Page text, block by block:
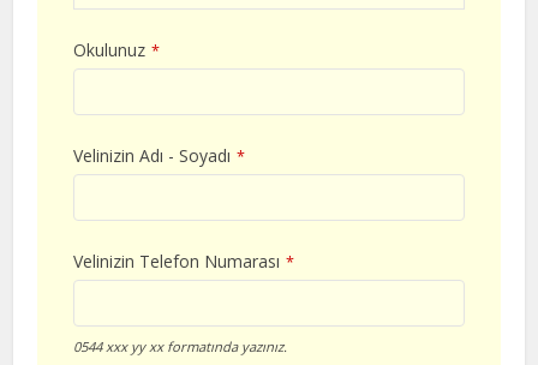
Okulunuz *
Velinizin Adı - Soyadı *
Velinizin Telefon Numarası *
0544 xxx yy xx formatında yazınız.